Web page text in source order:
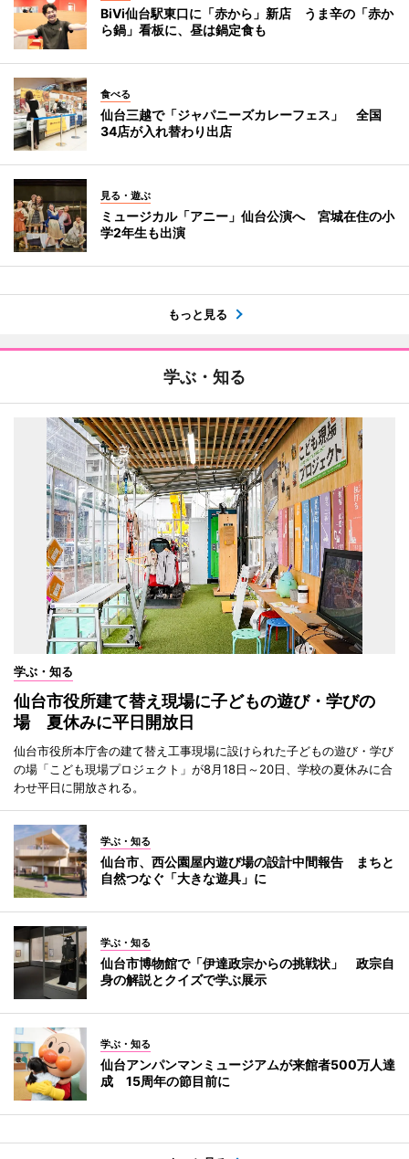
BiVi仙台駅東口に「赤から」新店 うま辛の「赤か
ら鍋」看板に、昼は鍋定食も
食べる
仙台三越で「ジャパニーズカレーフェス」 全国
34店が入れ替わり出店
見る・遊ぶ
ミュージカル「アニー」仙台公演へ 宮城在住の小
学2年生も出演
もっと見る
学ぶ・知る
学ぶ・知る
仙台市役所建て替え現場に子どもの遊び・学びの
場 夏休みに平日開放日
仙台市役所本庁舎の建て替え工事現場に設けられた子どもの遊び・学び
の場「こども現場プロジェクト」が8月18日～20日、学校の夏休みに合
わせ平日に開放される。
学ぶ・知る
仙台市、西公園屋内遊び場の設計中間報告 まちと
自然つなぐ「大きな遊具」に
学ぶ・知る
仙台市博物館で「伊達政宗からの挑戦状」 政宗自
身の解説とクイズで学ぶ展示
学ぶ・知る
仙台アンパンマンミュージアムが来館者500万人達
成 15周年の節目前に